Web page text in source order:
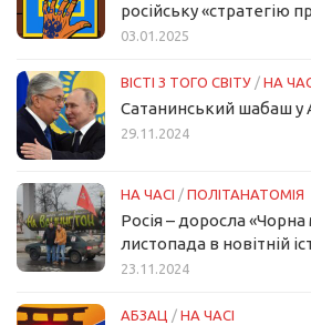
російську «стратегію
03.01.2025
ВІСТІ З ТОГО СВІТУ / НА
Сатанинський шабаш у
29.11.2024
НА ЧАСІ / ПОЛІТАНАТОМІЯ
Росія – доросла «Чорна
листопада в новітній
23.11.2024
АБЗАЦ / НА ЧАСІ